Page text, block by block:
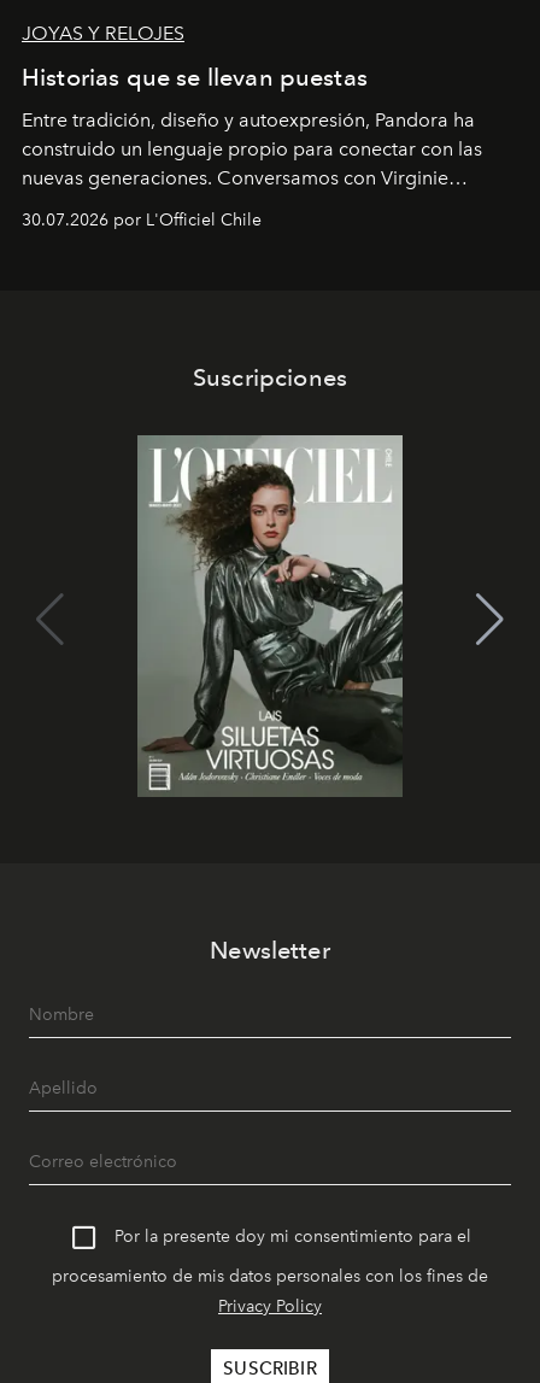
JOYAS Y RELOJES
Historias que se llevan puestas
Entre tradición, diseño y autoexpresión, Pandora ha
construido un lenguaje propio para conectar con las
nuevas generaciones. Conversamos con Virginie
Latinoamérica, sobre identidad, cultura y el valor
30.07.2026 por L'Officiel Chile
Suscripciones
Newsletter
Por la presente doy mi consentimiento para el
procesamiento de mis datos personales con los fines de
Privacy Policy